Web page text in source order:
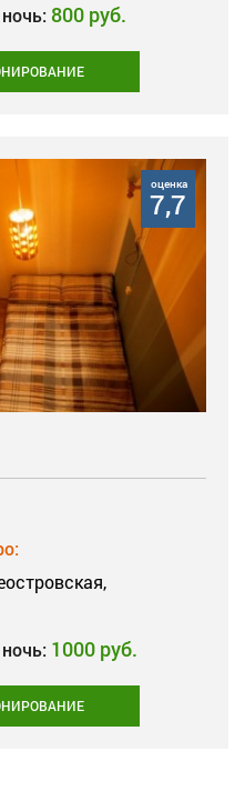
800 руб.
оценка
7,7
1000 руб.